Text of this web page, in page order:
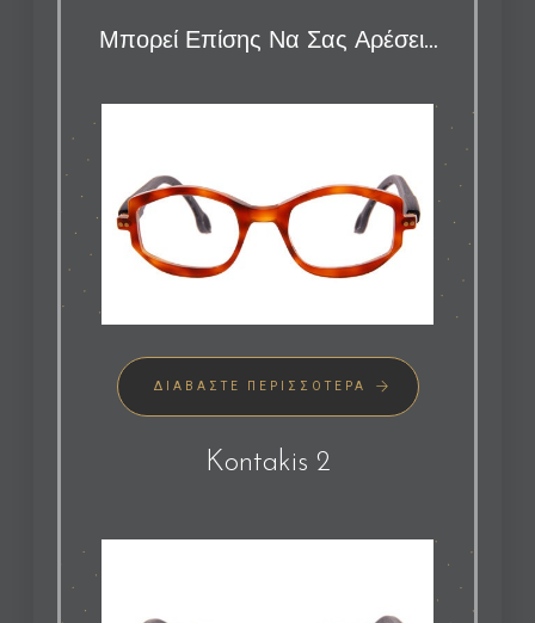
Μπορεί Επίσης Να Σας Αρέσει…
ΔΙΑΒΆΣΤΕ ΠΕΡΙΣΣΌΤΕΡΑ
Kontakis 2